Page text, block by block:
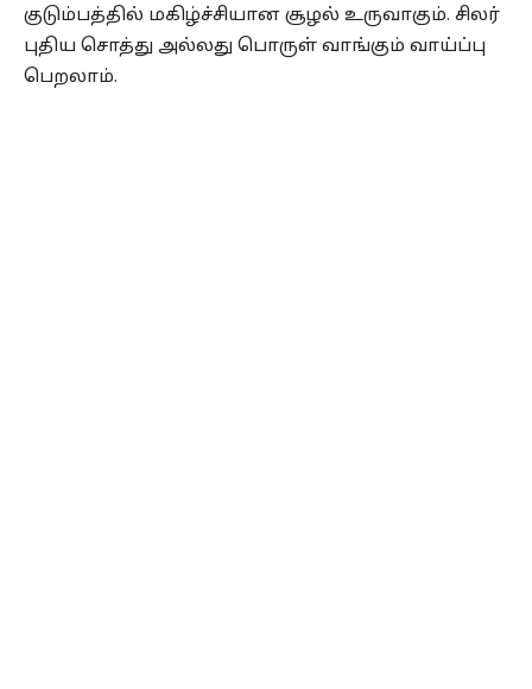
குடும்பத்தில் மகிழ்ச்சியான சூழல் உருவாகும். சிலர்
புதிய சொத்து அல்லது பொருள் வாங்கும் வாய்ப்பு
பெறலாம்.